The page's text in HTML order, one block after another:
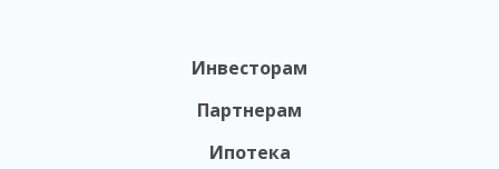
Инвесторам
Партнерам
Ипотека